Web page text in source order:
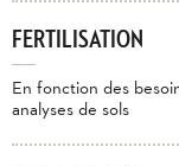
FERTILISATION
En fonction des
analyses de sols